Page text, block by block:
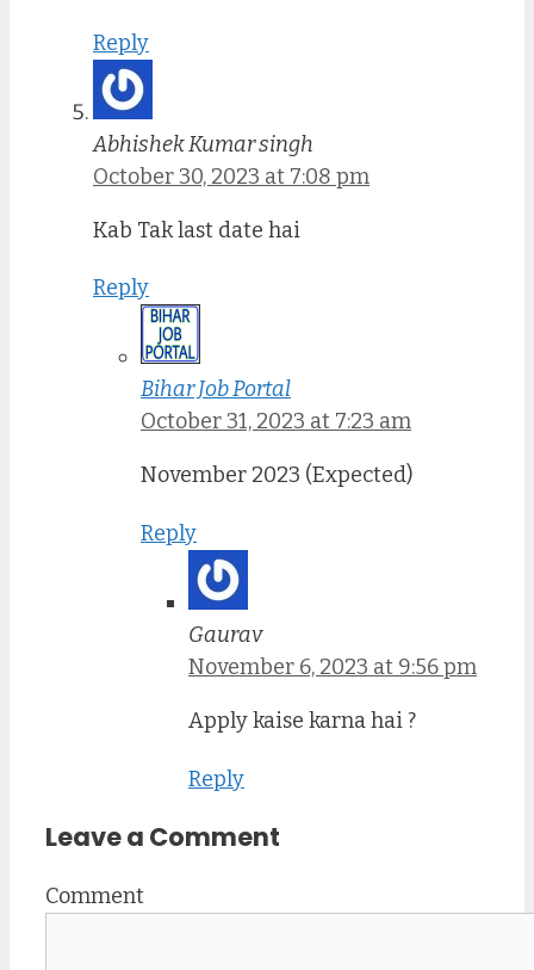
Reply
Abhishek Kumar singh
October 30, 2023 at 7:08 pm
Kab Tak last date hai
Reply
Bihar Job Portal
October 31, 2023 at 7:23 am
November 2023 (Expected)
Reply
Gaurav
November 6, 2023 at 9:56 pm
Apply kaise karna hai ?
Reply
Leave a Comment
Comment